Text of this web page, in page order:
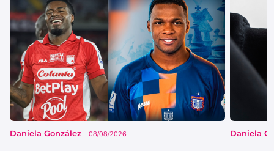
Daniela González 08/08/2026 Daniela